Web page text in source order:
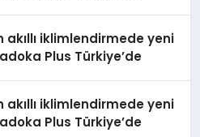
akıllı iklimlendirmede yeni
Plus Türkiye’de
akıllı iklimlendirmede yeni
Plus Türkiye’de